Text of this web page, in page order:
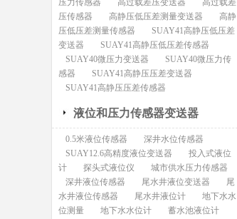
压力传感器
高过载差压变送器
高过载差
压传感器
高静压低压差测量变送器
高静
压低压差测量传感器
SUAY41高静压低压差
变送器
SUAY41高静压低压差传感器
SUAY40微压力变送器
SUAY40微压力传
感器
SUAY41高静压压差变送器
SUAY41高静压压差传感器
液位和压力传感器变送器
0.5米液位传感器
深井水位传感器
SUAY12.6高精度液位变送器
投入式液位
计
探头式液位仪
城市供水压力传感器
深井液位传感器
尾水井液位变送器
尾
水井液位传感器
尾水井液位计
地下水水
位测量
地下水水位计
蓄水池液位计